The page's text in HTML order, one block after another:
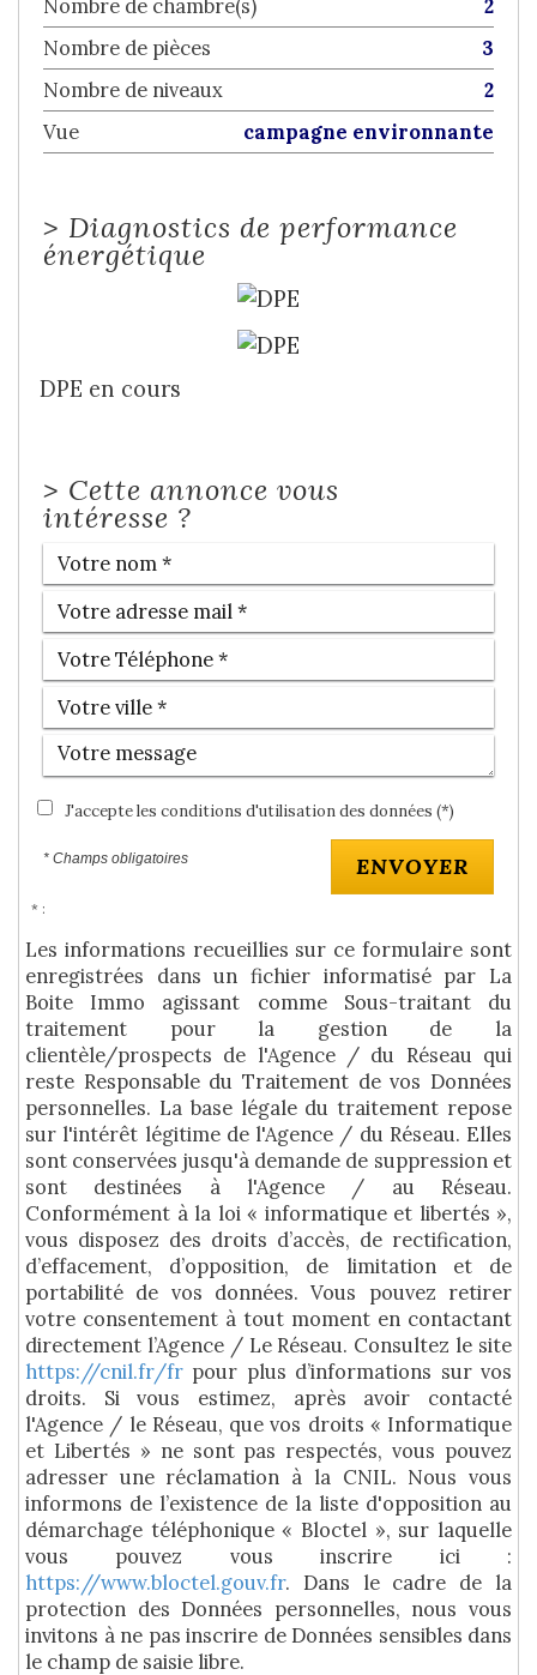
Nombre de chambre(s)
2
Nombre de pièces
3
Nombre de niveaux
2
Vue
campagne environnante
> Diagnostics de performance
énergétique
DPE en cours
> Cette annonce vous
intéresse ?
J'accepte les conditions d'utilisation des données (*)
* Champs obligatoires ENVOYER
* :
Les informations recueillies sur ce formulaire sont
enregistrées dans un fichier informatisé par La
Boite Immo agissant comme Sous-traitant du
traitement pour la gestion de la
clientèle/prospects de l'Agence / du Réseau qui
reste Responsable du Traitement de vos Données
personnelles. La base légale du traitement repose
sur l'intérêt légitime de l'Agence / du Réseau. Elles
sont conservées jusqu'à demande de suppression et
sont destinées à l'Agence / au Réseau.
Conformément à la loi « informatique et libertés »,
vous disposez des droits d’accès, de rectification,
d’effacement, d’opposition, de limitation et de
portabilité de vos données. Vous pouvez retirer
votre consentement à tout moment en contactant
directement l’Agence / Le Réseau. Consultez le site
https://cnil.fr/fr pour plus d’informations sur vos
droits. Si vous estimez, après avoir contacté
l'Agence / le Réseau, que vos droits « Informatique
et Libertés » ne sont pas respectés, vous pouvez
adresser une réclamation à la CNIL. Nous vous
informons de l’existence de la liste d'opposition au
démarchage téléphonique « Bloctel », sur laquelle
vous pouvez vous inscrire ici :
https://www.bloctel.gouv.fr. Dans le cadre de la
protection des Données personnelles, nous vous
invitons à ne pas inscrire de Données sensibles dans
le champ de saisie libre.